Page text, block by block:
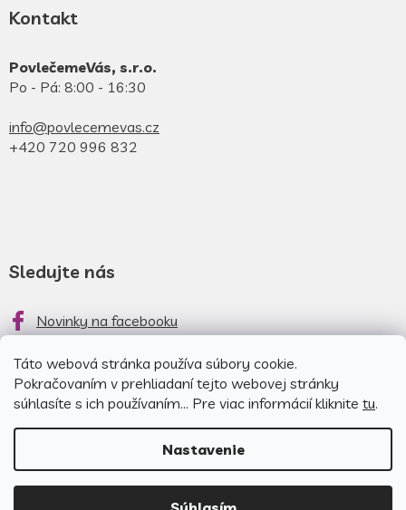
Táto webová stránka používa súbory cookie.
Pokračovaním v prehliadaní tejto webovej stránky
súhlasíte s ich používaním... Pre viac informácií kliknite tu.
Nastavenie
Kontakt
PovlečemeVás, s.r.o.
Po - Pá: 8:00 - 16:30
info@povlecemevas.cz
+420 720 996 832
Sledujte nás
Novinky na facebooku
Novinky na instagrame
Nakódoval
Obliečky pre